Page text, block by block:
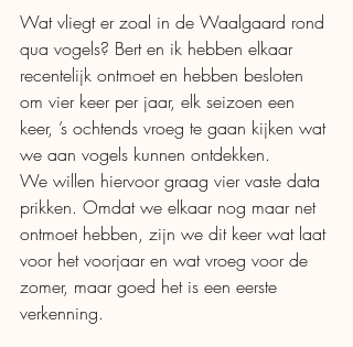
Wat vliegt er zoal in de Waalgaard rond
qua vogels? Bert en ik hebben elkaar
recentelijk ontmoet en hebben besloten
om vier keer per jaar, elk seizoen een
keer, ’s ochtends vroeg te gaan kijken wat
we aan vogels kunnen ontdekken.
We willen hiervoor graag vier vaste data
prikken. Omdat we elkaar nog maar net
ontmoet hebben, zijn we dit keer wat laat
voor het voorjaar en wat vroeg voor de
zomer, maar goed het is een eerste
verkenning.